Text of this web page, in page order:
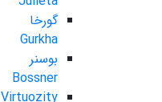
گورخا
Gurkha
بوسنر
Bossner
Virtuozity